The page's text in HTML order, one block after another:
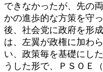
できなかったが、先の
かの進歩的な方策を守
後、社会党に政府を形
は、左翼が政権に加わ
い、政策毎を基礎にし
うした形で、ＰＳＯＥ